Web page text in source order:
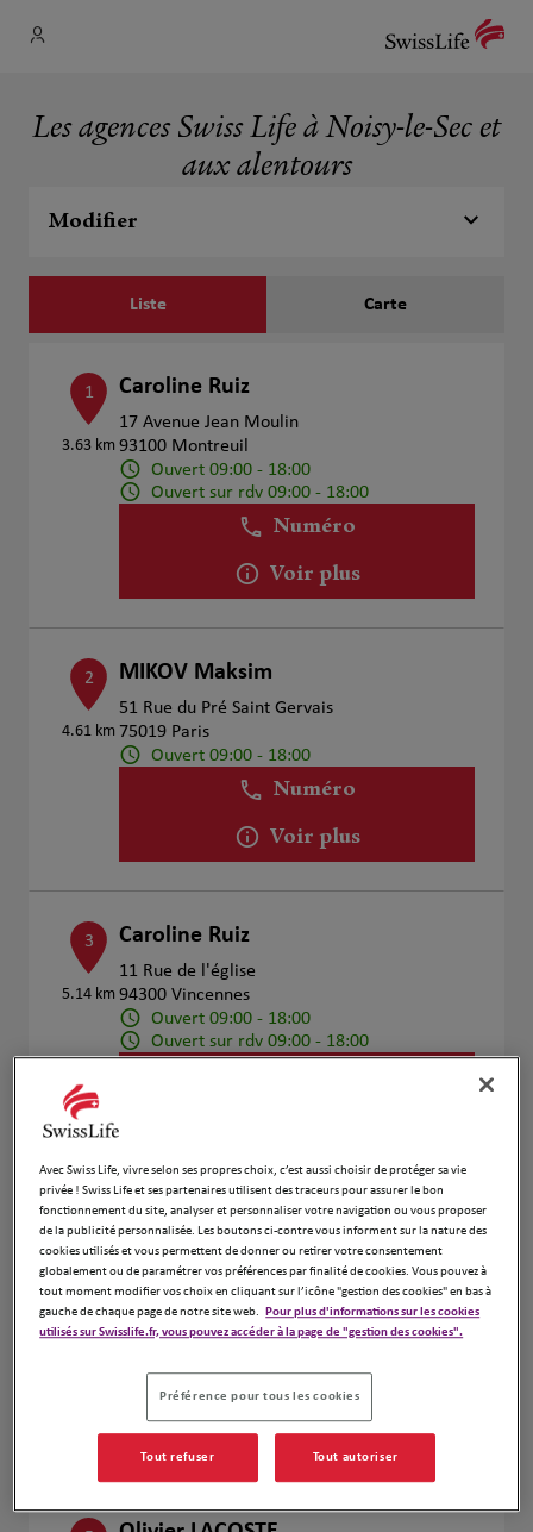
Les agences Swiss Life à Noisy-le-Sec et
aux alentours
Modifier
Liste Carte
1
3.63 km
Caroline Ruiz
17 Avenue Jean Moulin
93100 Montreuil
Ouvert 09:00 - 18:00
Ouvert sur rdv 09:00 - 18:00
Numéro
Voir plus
2
4.61 km
MIKOV Maksim
51 Rue du Pré Saint Gervais
75019 Paris
Ouvert 09:00 - 18:00
Numéro
Voir plus
3
5.14 km
Caroline Ruiz
11 Rue de l'église
94300 Vincennes
Ouvert 09:00 - 18:00
Ouvert sur rdv 09:00 - 18:00
Prendre RDV
4
5.41 km
Nabil SALHI
9 rue Rouvet
75019 Paris
Numéro
Voir plus
Avec Swiss Life, vivre selon ses propres choix, c’est aussi choisir de protéger sa vie
privée ! Swiss Life et ses partenaires utilisent des traceurs pour assurer le bon
fonctionnement du site, analyser et personnaliser votre navigation ou vous proposer
de la publicité personnalisée. Les boutons ci-contre vous informent sur la nature des
cookies utilisés et vous permettent de donner ou retirer votre consentement
globalement ou de paramétrer vos préférences par finalité de cookies. Vous pouvez à
tout moment modifier vos choix en cliquant sur l’icône "gestion des cookies" en bas à
gauche de chaque page de notre site web.
Pour plus d'informations sur les cookies
utilisés sur Swisslife.fr, vous pouvez accéder à la page de "gestion des cookies".
Préférence pour tous les cookies
Tout refuser Tout autoriser